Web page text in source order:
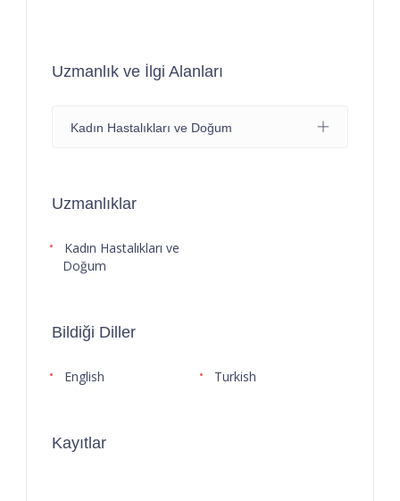
Uzmanlık ve İlgi Alanları
Kadın Hastalıkları ve Doğum
Uzmanlıklar
Kadın Hastalıkları ve
Doğum
Bildiği Diller
English Turkish
Kayıtlar